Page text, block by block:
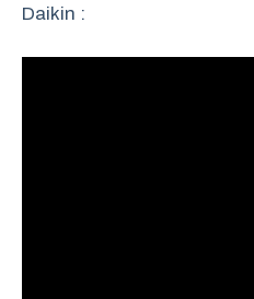
Daikin :